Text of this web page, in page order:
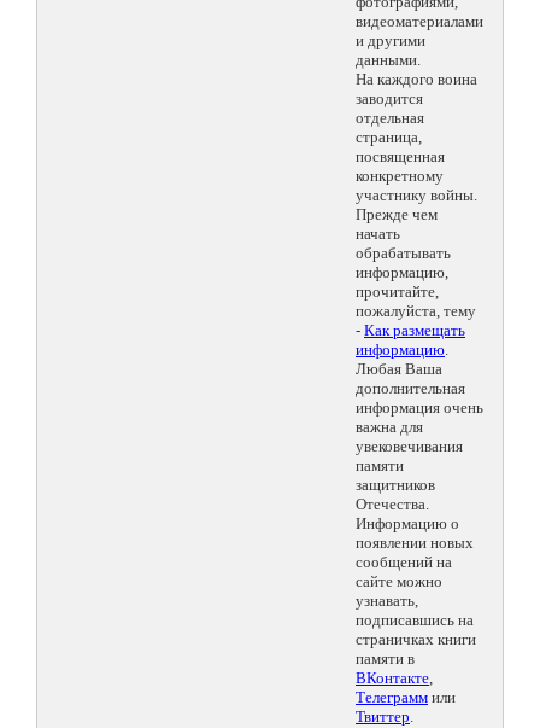
видеоматериалами
и другими
данными.
На каждого воина
заводится
отдельная
страница,
посвященная
конкретному
участнику войны.
Прежде чем
начать
обрабатывать
информацию,
прочитайте,
пожалуйста, тему
- Как размещать
информацию.
Любая Ваша
дополнительная
информация очень
важна для
увековечивания
памяти
защитников
Отечества.
Информацию о
появлении новых
сообщений на
сайте можно
узнавать,
подписавшись на
страничках книги
памяти в
ВКонтакте,
Телеграмм или
Твиттер.